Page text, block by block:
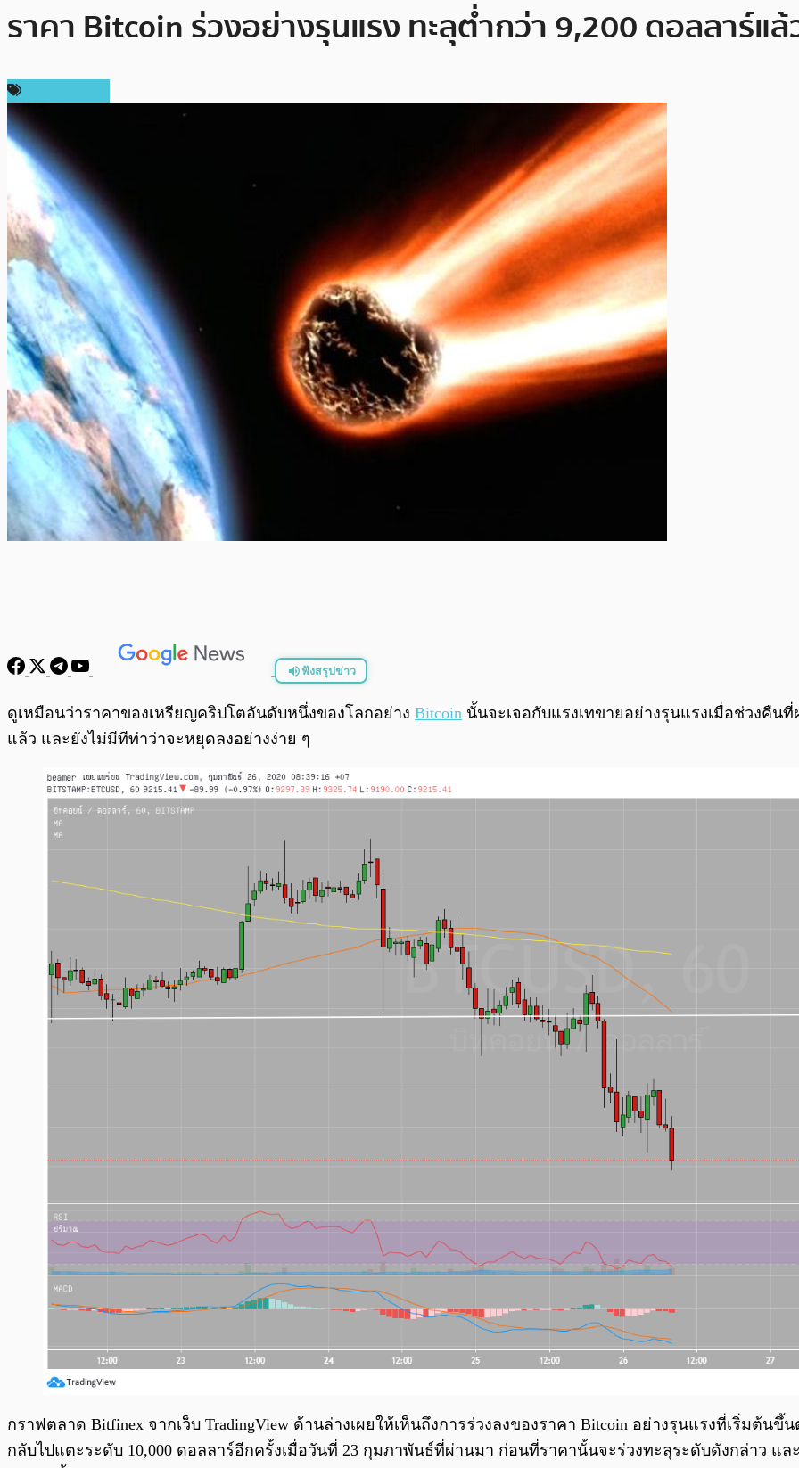
ราคา Bitcoin ร่วงอย่างรุนแรง ทะลุต่ำกว่า 9,200 ดอลลาร์แล้
ฟังสรุปข่าว
พร้อมเล่น
ดูเหมือนว่าราคาของเหรียญคริปโตอันดับหนึ่งของโลกอย่าง Bitcoin นั้นจะเจอกับแรงเทขายอย่างรุนแรงเมื่อช่วงคืน
แล้ว และยังไม่มีทีท่าว่าจะหยุดลงอย่างง่าย ๆ
กราฟตลาด Bitfinex จากเว็บ TradingView ด้านล่างเผยให้เห็นถึงการร่วงลงของราคา Bitcoin อย่างรุนแรงที่เริ่มต้
กลับไปแตะระดับ 10,000 ดอลลาร์อีกครั้งเมื่อวันที่ 23 กุมภาพันธ์ที่ผ่านมา ก่อนที่ราคานั้นจะร่วงทะลุระดับดังกล่าว แล